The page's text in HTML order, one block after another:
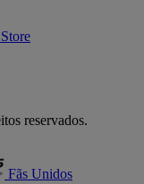
reservados.
Fãs Unidos